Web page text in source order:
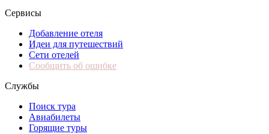
Сервисы
Добавление отеля
Идеи для путешествий
Сети отелей
Сообщить об ошибке
Службы
Поиск тура
Авиабилеты
Горящие туры